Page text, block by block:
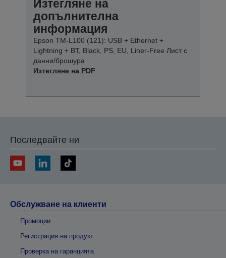
Изтегляне на
допълнителна
информация
Epson TM-L100 (121): USB + Ethernet +
Lightning + BT, Black, PS, EU, Liner-Free Лист с
данни/брошура
Изтегляне на PDF
Последвайте ни
Обслужване на клиенти
Промоции
Регистрация на продукт
Проверка на гаранцията